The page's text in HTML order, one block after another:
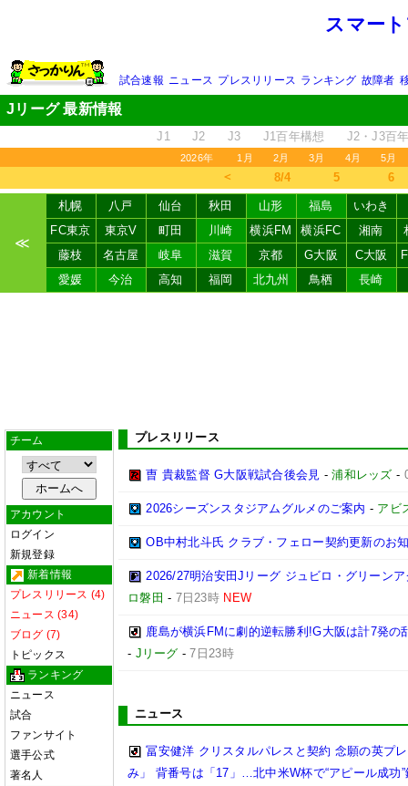
スマー
試合速報 ニュース プレスリリース ランキング 故障者
Jリーグ 最新情報
J1 J2 J3 J1百年構想 J2・J3百
2026年 1月 2月 3月 4月 5月
＜ 8/4 5 6
≪
札幌 八戸 仙台 秋田 山形 福島
いわき
FC東京
東京V 町田 川崎 横浜FM 横浜FC 湘南
藤枝
名古屋 岐阜 滋賀 京都 G大阪 C大阪
愛媛
今治 高知 福岡 北九州 鳥栖 長崎
チーム
アカウント
ログイン
新規登録
新着情報
プレスリリース (4)
ニュース (34)
ブログ (7)
トピックス
ランキング
ニュース
試合
ファンサイト
選手公式
著名人
プレスリリース
曺 貴裁監督 G大阪戦試合後会見 -浦和レッズ -
2026シーズンスタジアムグルメのご案内 - アビ
OB中村北斗氏 クラブ・フェロー契約更新のお
2026/27明治安田Jリーグ ジュビロ・グリーン
ロ磐田 - 7日23時 NEW
鹿島が横浜FMに劇的逆転勝利!G大阪は計7発
- Jリーグ -7日23時
ニュース
冨安健洋 クリスタルパレスと契約 念願の英プ
み」 背番号は「17」…北中米W杯で“アピール成功